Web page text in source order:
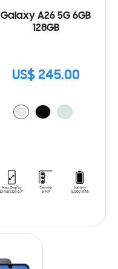
Galaxy A26 5G 6GB
128GB
US$ 245.00